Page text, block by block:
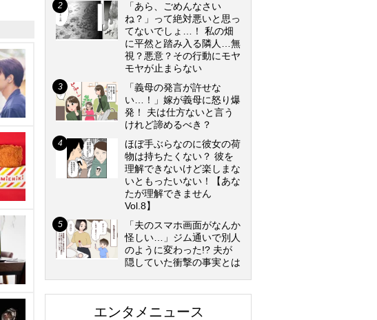
「あら、ごめんなさい
ね？」って絶対悪いと思っ
てないでしょ…！ 私の畑
に平然と踏み入る隣人…無
視？悪意？その行動にモヤ
モヤが止まらない
「義母の発言が許せな
い…！」嫁が義母に怒り爆
発！ 夫は仕方ないと言う
けれど諦めるべき？
ほぼ手ぶらなのに彼女の荷
物は持ちたくない？ 彼を
理解できないけど楽しまな
いともったいない！【あな
たが理解できません
Vol.8】
「夫のスマホ画面がなんか
怪しい…」ジム通いで別人
のように変わった!? 夫が
隠していた衝撃の事実とは
エンタメニュース